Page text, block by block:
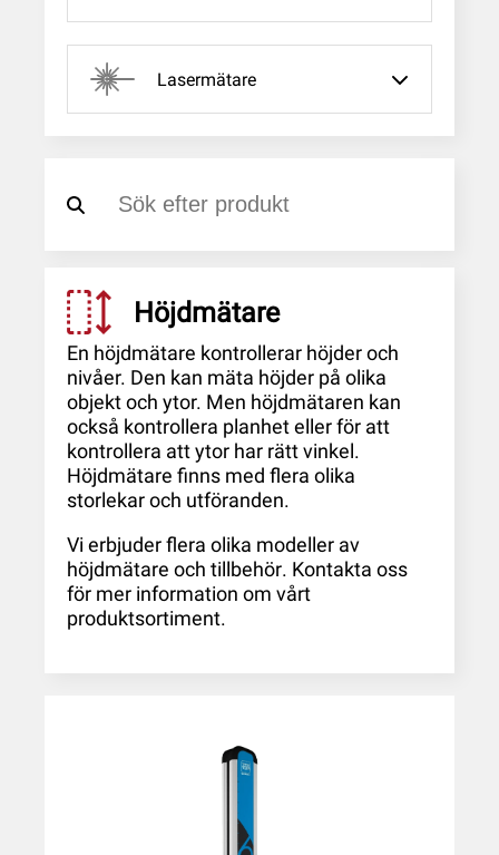
Lasermätare
Höjdmätare
En höjdmätare kontrollerar höjder och
nivåer. Den kan mäta höjder på olika
objekt och ytor. Men höjdmätaren kan
också kontrollera planhet eller för att
kontrollera att ytor har rätt vinkel.
Höjdmätare finns med flera olika
storlekar och utföranden.
Vi erbjuder flera olika modeller av
höjdmätare och tillbehör. Kontakta oss
för mer information om vårt
produktsortiment.